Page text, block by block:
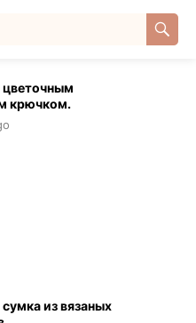
крючком.
сумка из вязаных